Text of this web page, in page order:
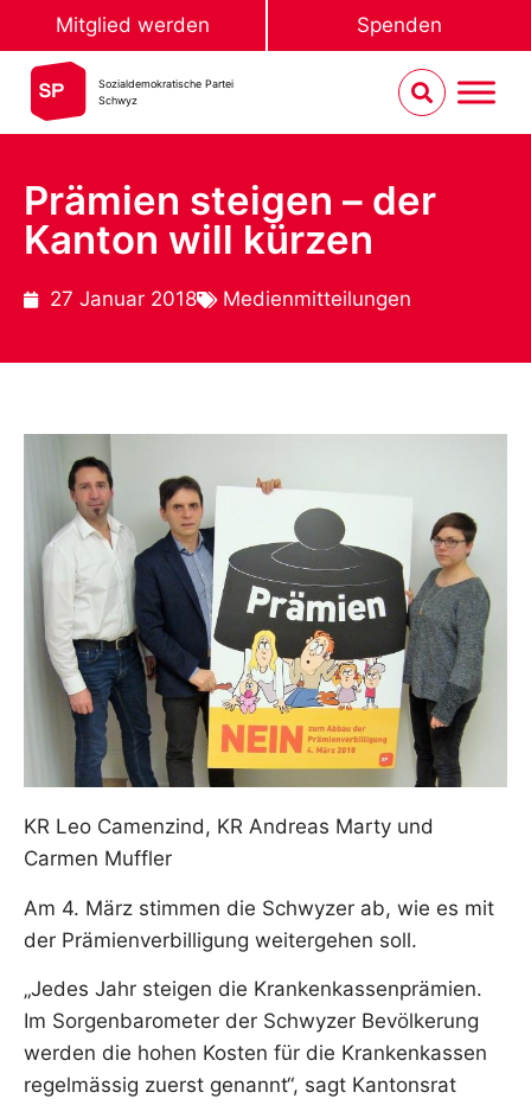
Mitglied werden Spenden
Sozialdemokratische Partei
Schwyz
Prämien steigen – der
Kanton will kürzen
27 Januar 2018 Medienmitteilungen
KR Leo Camenzind, KR Andreas Marty und
Carmen Muffler
Am 4. März stimmen die Schwyzer ab, wie es mit
der Prämienverbilligung weitergehen soll.
„Jedes Jahr steigen die Krankenkassenprämien.
Im Sorgenbarometer der Schwyzer Bevölkerung
werden die hohen Kosten für die Krankenkassen
regelmässig zuerst genannt“, sagt Kantonsrat